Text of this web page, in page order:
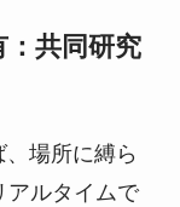
共同研究
場所に縛ら
アルタイムで